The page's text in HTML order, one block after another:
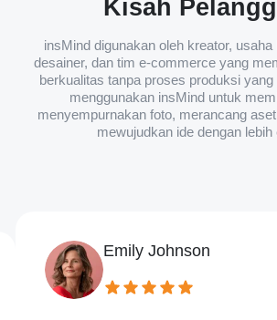
Kisah
insMind digunakan oleh kreator,
desainer, dan tim e-commerce yang
berkualitas tanpa proses produksi
menggunakan insMind untuk
menyempurnakan foto, merancang
mewujudkan ide dengan lebih
Emily Johnson